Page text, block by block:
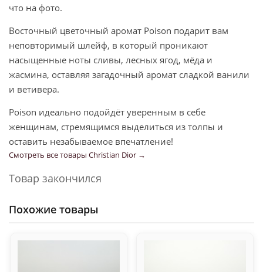
что на фото.
Восточный цветочный аромат Poison подарит вам
неповторимый шлейф, в который проникают
насыщенные ноты сливы, лесных ягод, мёда и
жасмина, оставляя загадочный аромат сладкой ванили
и ветивера.
Poison идеально подойдёт уверенным в себе
женщинам, стремящимся выделиться из толпы и
оставить незабываемое впечатление!
Смотреть все товары Christian Dior →
Товар закончился
Похожие товары